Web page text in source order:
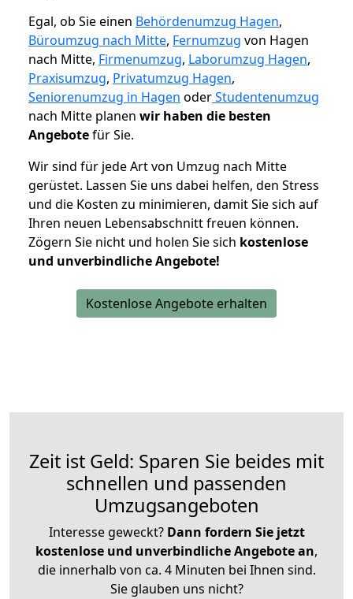
Egal, ob Sie einen Behördenumzug Hagen,
Büroumzug nach Mitte, Fernumzug von Hagen
nach Mitte, Firmenumzug, Laborumzug Hagen,
Praxisumzug, Privatumzug Hagen,
Seniorenumzug in Hagen oderStudentenumzug
nach Mitte planen wir haben die besten
Angebotefür Sie.
Wir sind für jede Art von Umzug nach Mitte
gerüstet. Lassen Sie uns dabei helfen, den Stress
und die Kosten zu minimieren, damit Sie sich auf
Ihren neuen Lebensabschnitt freuen können.
Zögern Sie nicht und holen Sie sich kostenlose
und unverbindliche Angebote!
Kostenlose Angebote erhalten
Zeit ist Geld: Sparen Sie beides mit
schnellen und passenden
Umzugsangeboten
Interesse geweckt? Dann fordern Sie jetzt
kostenlose und unverbindliche Angebote an,
die innerhalb von ca. 4 Minuten bei Ihnen sind.
Sie glauben uns nicht?